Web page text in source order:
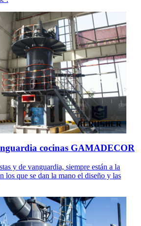
cocinas GAMADECOR
y de vanguardia, siempre están a la
los que se dan la mano el diseño y las